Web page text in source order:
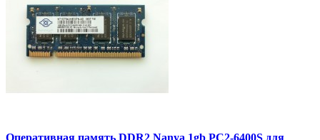
Оперативная память DDR2 Nanya 1gb PC2-6400S для